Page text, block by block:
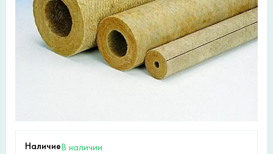
НаличиеВ наличии